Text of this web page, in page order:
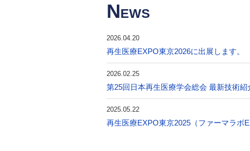
NEWS
2026.04.20
再生医療EXPO東京2026に出展します。
2026.02.25
第25回日本再生医療学会総会 最新技術紹
2025.05.22
再生医療EXPO東京2025（ファーマラボ